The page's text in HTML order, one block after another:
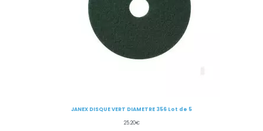
JANEX DISQUE VERT DIAMETRE 356 Lot de 5
25.20€